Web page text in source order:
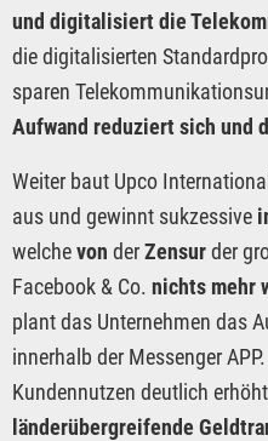
und digitalisiert die
die digitalisierten
sparen
Aufwand reduziert sich und
Weiter baut Upco
aus und gewinnt sukzessive
welchevon derZensurder
Facebook & Co. nichts mehr
plant das Unternehmen das
innerhalb der Messenger
Kundennutzen deutlich
länderübergreifende